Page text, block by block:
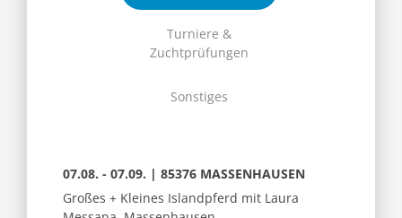
Turniere &
Zuchtprüfungen
Sonstiges
07.08. - 07.09. | 85376 MASSENHAUSEN
Großes + Kleines Islandpferd mit Laura